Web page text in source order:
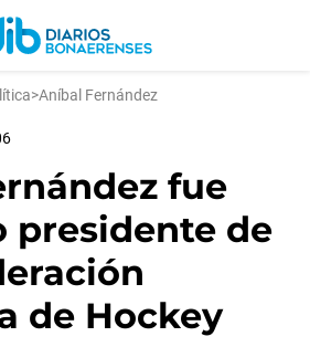
>Aníbal Fernández
fue
presidente de
de Hockey